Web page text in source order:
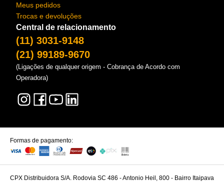
Meus pedidos
Trocas e devoluções
Central de relacionamento
(11) 3031-9148
(21) 99189-9670
(Ligações de qualquer origem - Cobrança de Acordo com
Operadora)
Formas de pagamento:
CPX Distribuidora S/A. Rodovia SC 486 - Antonio Heil, 800 - Bairro Itaipava